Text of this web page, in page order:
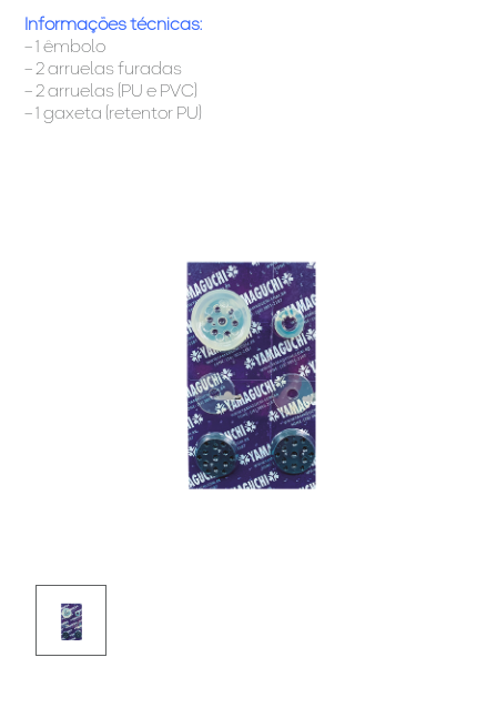
Informações técnicas:
– 1 êmbolo
– 2 arruelas furadas
– 2 arruelas (PU e PVC)
– 1 gaxeta (retentor PU)